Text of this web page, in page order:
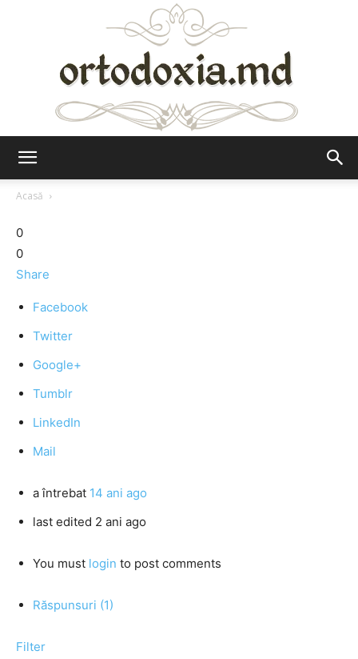
Acasă
0
0
Share
Facebook
Twitter
Google+
Tumblr
LinkedIn
Mail
a întrebat 14 ani ago
last edited 2 ani ago
You must login to post comments
Răspunsuri (1)
Filter